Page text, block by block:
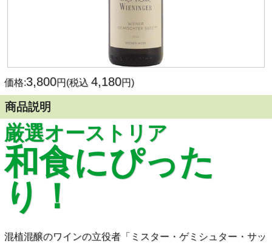
価格:3,800円(税込 4,180円)
商品説明
厳選オーストリア
和食にぴった
り！
混植混醸のワインの立役者「ミスター・ゲミシュター・サッ